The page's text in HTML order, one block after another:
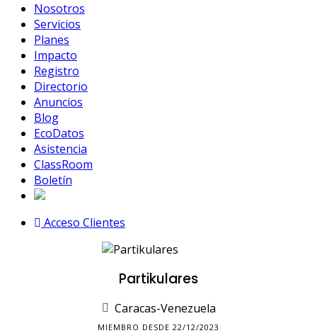
Nosotros
Servicios
Planes
Impacto
Registro
Directorio
Anuncios
Blog
EcoDatos
Asistencia
ClassRoom
Boletín
Acceso Clientes
Partikulares
Caracas-Venezuela
MIEMBRO DESDE 22/12/2023